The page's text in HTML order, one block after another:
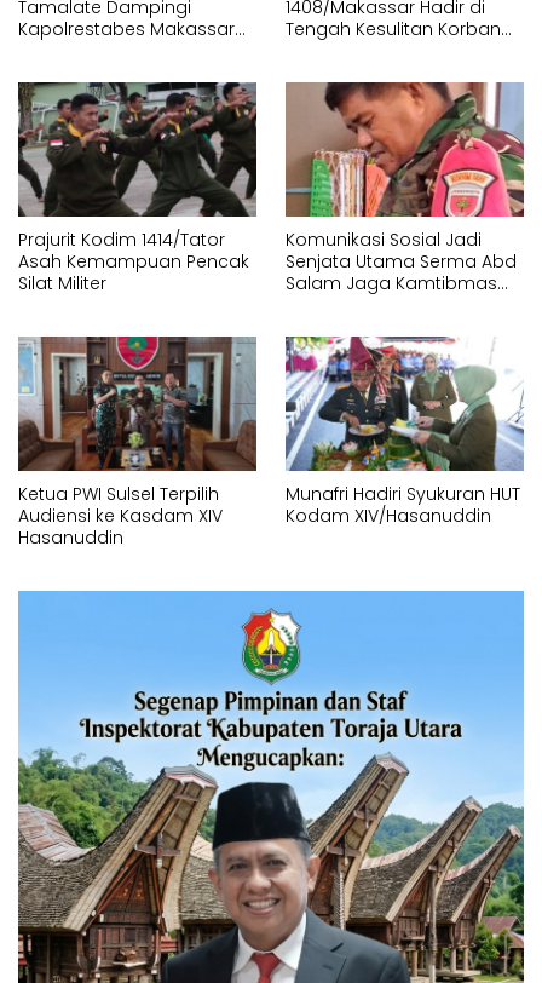
Tamalate Dampingi
Kapolrestabes Makassar
1408/Makassar Hadir di
Tengah Kesulitan Korban
Prajurit Kodim 1414/Tator
Asah Kemampuan Pencak
Silat Militer
Komunikasi Sosial Jadi
Senjata Utama Serma Abd
Salam Jaga Kamtibmas
Ketua PWI Sulsel Terpilih
Audiensi ke Kasdam XIV
Hasanuddin
Munafri Hadiri Syukuran HUT
Kodam XIV/Hasanuddin